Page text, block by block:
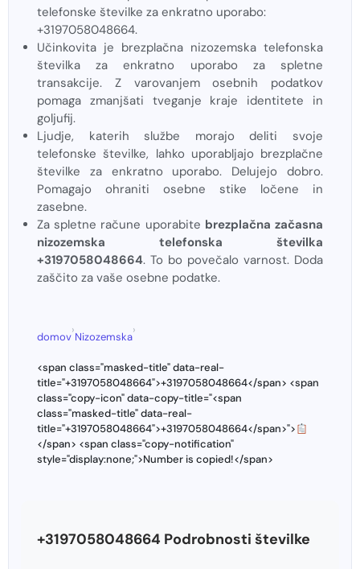
telefonske številke za enkratno uporabo:
+3197058048664.
Učinkovita je brezplačna nizozemska telefonska
številka za enkratno uporabo za spletne
transakcije. Z varovanjem osebnih podatkov
pomaga zmanjšati tveganje kraje identitete in
goljufij.
Ljudje, katerih službe morajo deliti svoje
telefonske številke, lahko uporabljajo brezplačne
številke za enkratno uporabo. Delujejo dobro.
Pomagajo ohraniti osebne stike ločene in
zasebne.
Za spletne račune uporabite brezplačna začasna
nizozemska telefonska številka
+3197058048664. To bo povečalo varnost. Doda
zaščito za vaše osebne podatke.
domov
›
Nizozemska
›
<span class="masked-title" data-real-
title="+3197058048664">+3197058048664</span> <span
class="copy-icon" data-copy-title="<span
class="masked-title" data-real-
title="+3197058048664">+3197058048664</span>">
</span> <span class="copy-notification"
style="display:none;">Number is copied!</span>
+3197058048664 Podrobnosti številke